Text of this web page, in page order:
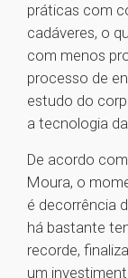
práticas com
cadáveres, o
com menos
processo de
estudo do
a tecnologia
De acordo
Moura, o
é decorrência
há bastante
recorde,
um